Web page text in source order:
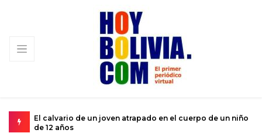
El calvario de un joven atrapado en el cuerpo de un niño
de 12 años